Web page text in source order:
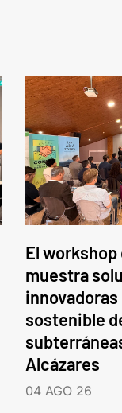
El workshop
muestra
sostenible
Alcázares
04 AGO 26